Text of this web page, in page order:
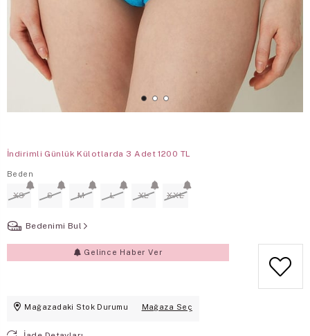
İndirimli Günlük Külotlarda 3 Adet 1200 TL
Beden
XS S M L XL XXL
Bedenimi Bul
Gelince Haber Ver
Mağazadaki Stok Durumu Mağaza Seç